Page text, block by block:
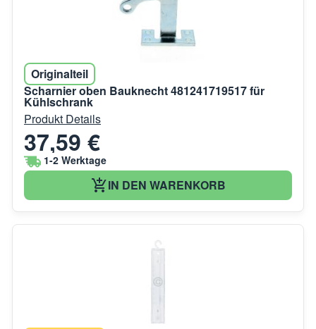
Originalteil
Scharnier oben Bauknecht 481241719517 für
Kühlschrank
Produkt Details
37,59 €
1-2 Werktage
IN DEN WARENKORB